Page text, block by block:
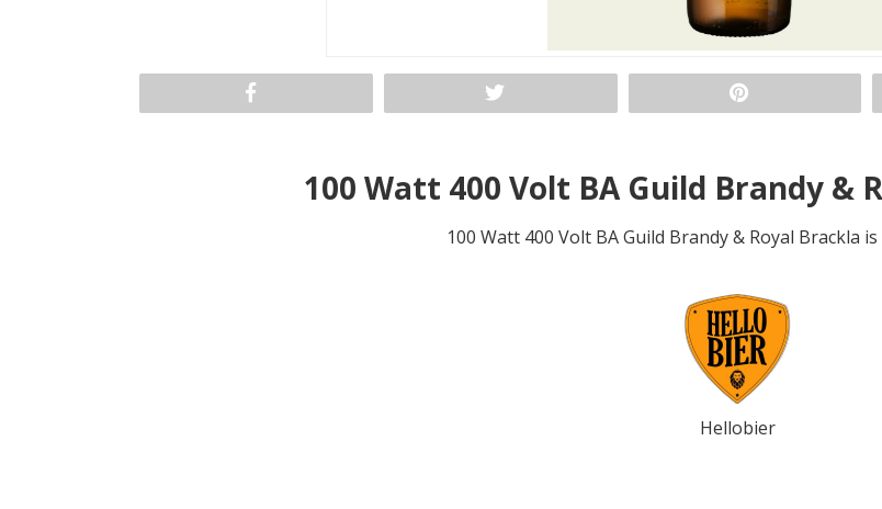
100 Watt 400 Volt BA Guild Brandy &
100 Watt 400 Volt BA Guild Brandy & Royal Brackla
Hellobier